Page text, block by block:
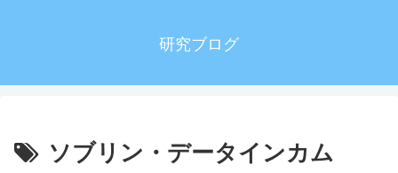
研究ブログ
ソブリン・データインカム